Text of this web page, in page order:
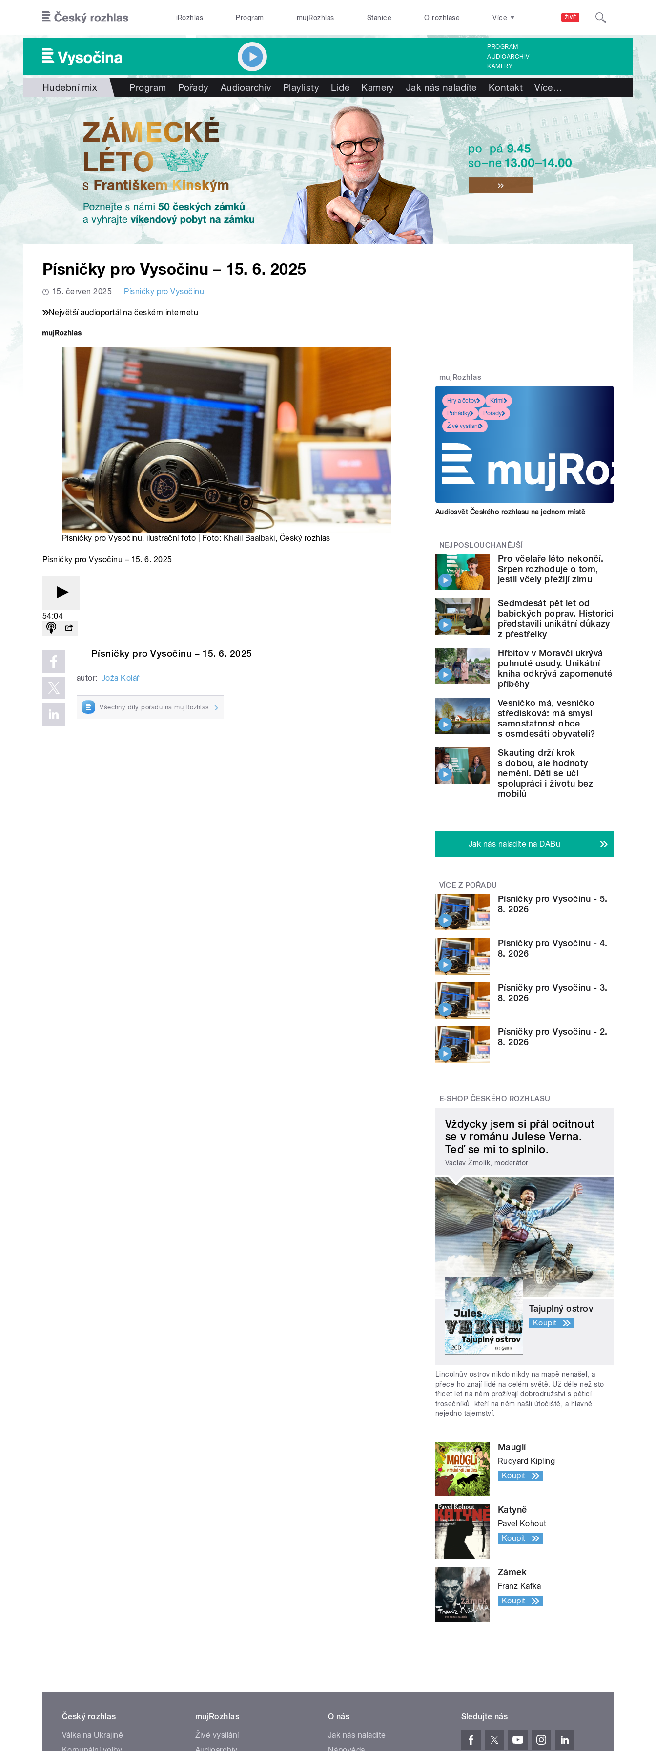
ŽIVĚ
iRozhlas Program mujRozhlas Stanice O rozhlase Více
PROGRAM
AUDIOARCHIV
KAMERY
Hudební mix Program Pořady Audioarchiv Playlisty Lidé Kamery Jak nás naladíte Kontakt Více…
Písničky pro Vysočinu – 15. 6. 2025
15. červen 2025 Písničky pro Vysočinu
Největší audioportál na českém internetu
Písničky pro Vysočinu, ilustrační foto | Foto: Khalil Baalbaki, Český rozhlas
Písničky pro Vysočinu – 15. 6. 2025
54:04
Písničky pro Vysočinu – 15. 6. 2025
autor: Joža Kolář
Všechny díly pořadu na mujRozhlas
mujRozhlas
Hry a četby
Krimi
Pohádky
Pořady
Živé vysílání
Audiosvět Českého rozhlasu na jednom místě
NEJPOSLOUCHANĚJŠÍ
Pro včelaře léto nekončí.
Srpen rozhoduje o tom,
jestli včely přežijí zimu
Sedmdesát pět let od
babických poprav. Historici
představili unikátní důkazy
z přestřelky
Hřbitov v Moravči ukrývá
pohnuté osudy. Unikátní
kniha odkrývá zapomenuté
příběhy
Vesničko má, vesničko
středisková: má smysl
samostatnost obce
s osmdesáti obyvateli?
Skauting drží krok
s dobou, ale hodnoty
nemění. Děti se učí
spolupráci i životu bez
mobilů
Jak nás naladíte na DABu
VÍCE Z POŘADU
Písničky pro Vysočinu - 5.
8. 2026
Písničky pro Vysočinu - 4.
8. 2026
Písničky pro Vysočinu - 3.
8. 2026
Písničky pro Vysočinu - 2.
8. 2026
E-SHOP ČESKÉHO ROZHLASU
Vždycky jsem si přál ocitnout
se v románu Julese Verna.
Teď se mi to splnilo.
Václav Žmolík, moderátor
Tajuplný ostrov
Koupit
Lincolnův ostrov nikdo nikdy na mapě nenašel, a
přece ho znají lidé na celém světě. Už déle než sto
třicet let na něm prožívají dobrodružství s pěticí
trosečníků, kteří na něm našli útočiště, a hlavně
nejedno tajemství.
Mauglí
Rudyard Kipling
Koupit
Katyně
Pavel Kohout
Koupit
Zámek
Franz Kafka
Koupit
Český rozhlas
Válka na Ukrajině
mujRozhlas
Živé vysílání
O nás
Jak nás naladíte
Sledujte nás